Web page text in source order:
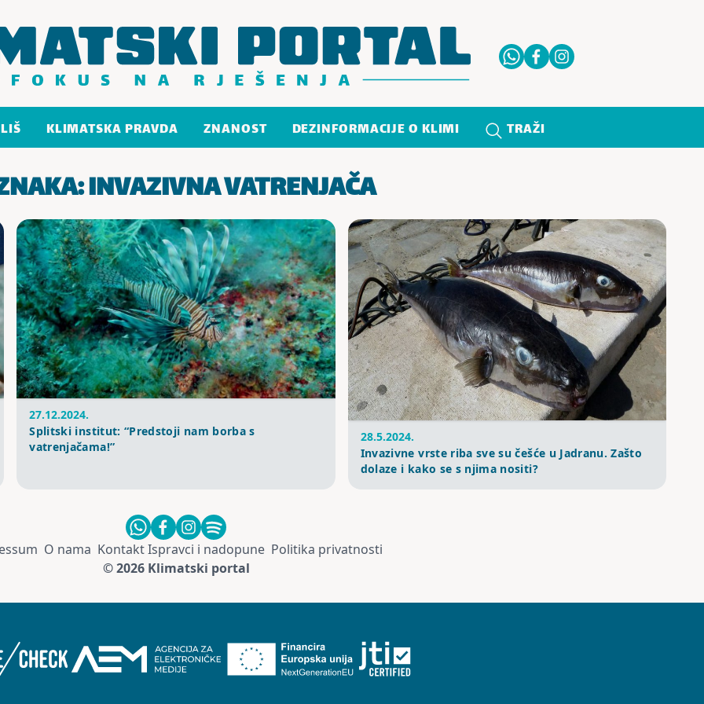
KLIMATSKA PRAVDA ZNANOST DEZINFORMACIJE O KLIMI TRAŽI
INVAZIVNA VATRENJAČA
27.12.2024.
Splitski institut: “Predstoji nam borba s
vatrenjačama!”
28.5.2024.
Invazivne vrste riba sve su češće u Jadranu. Zašto
dolaze i kako se s njima nositi?
O nama KontaktIspravci i nadopune Politika privatnosti
© 2026 Klimatski portal